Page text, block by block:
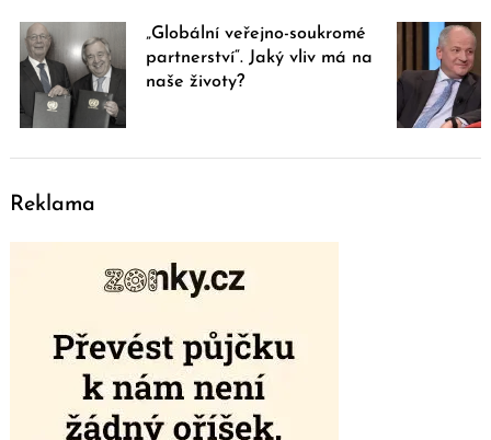
„Globální veřejno-soukromé
partnerství“. Jaký vliv má na
naše životy?
Reklama